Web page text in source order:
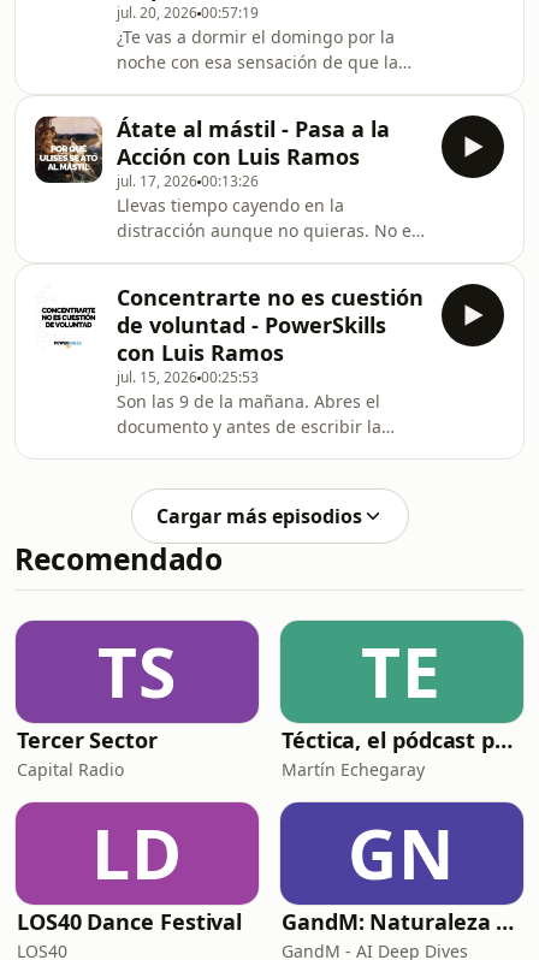
intacto. En este episodio Luis Ramos
te explica un sistema de cuatro piezas
para trabajar en lo que de verdad
importa, aceptando que tu lista nunca
s
jul. 20, 202600:57:19
¿Te vas a dormir el domingo por la
noche con esa sensación de que la
empezar? ¿Hay una vocecita que te
dice que deberías estar haciendo un
poquito más, aunque ya hayas hecho
mucho? En este episodio resumo
Cuatro Mil Semanas (Four Thousand
Weeks, 2021), de Oliver Burkeman,
periodista británico que pasó años
obsesionado con los sistemas de
productividad hasta que, sentad
Átate al mástil - Pasa a la
Acción con Luis Ramos
jul. 17, 202600:13:26
Llevas tiempo cayendo en la
distracción aunque no quieras. No es
existe a las seis de la tarde. En este
episodio Luis Ramos te explica la
técnica del precompromiso —la
misma que usó Ulises hace 3.000
años— para no perder esa batalla: ✅
Por qué tu fuerza de voluntad falla
siempre a la misma hora ✅ Cómo
atarte al mástil antes
Concentrarte no es cuestión
de voluntad - PowerSkills
con Luis Ramos
jul. 15, 202600:25:53
Son las 9 de la mañana. Abres el
documento y antes de escribir la
silla antigua. Ni tienes sillas antiguas.
La frase que te dices a continuación
es siempre la misma: "me falta
disciplina". Esa frase es mentira. Y
siempre perderás esa pelea. En este
episodio Luis Ramos te explica por
qué concentrart
Cargar más episodios
Recomendado
TS
Tercer Sector
Capital Radio
TE
Téctica, el pódcast para los técnicos de pádel
Martín Echegaray
LD
LOS40 Dance Festival
LOS40
GN
GandM: Naturaleza Humana y Psicología
GandM - AI Deep Dives